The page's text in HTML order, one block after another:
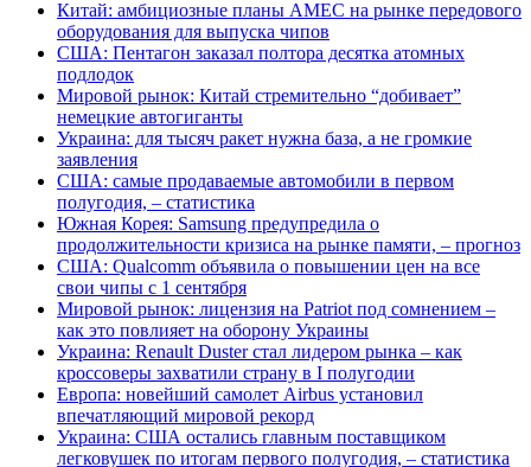
Китай: амбициозные планы AMEC на рынке передового
оборудования для выпуска чипов
США: Пентагон заказал полтора десятка атомных
подлодок
Мировой рынок: Китай стремительно “добивает”
немецкие автогиганты
Украина: для тысяч ракет нужна база, а не громкие
заявления
США: самые продаваемые автомобили в первом
полугодия, – статистика
Южная Корея: Samsung предупредила о
продолжительности кризиса на рынке памяти, – прогноз
США: Qualcomm объявила о повышении цен на все
свои чипы с 1 сентября
Мировой рынок: лицензия на Patriot под сомнением –
как это повлияет на оборону Украины
Украина: Renault Duster стал лидером рынка – как
кроссоверы захватили страну в I полугодии
Европа: новейший самолет Airbus установил
впечатляющий мировой рекорд
Украина: США остались главным поставщиком
легковушек по итогам первого полугодия, – статистика